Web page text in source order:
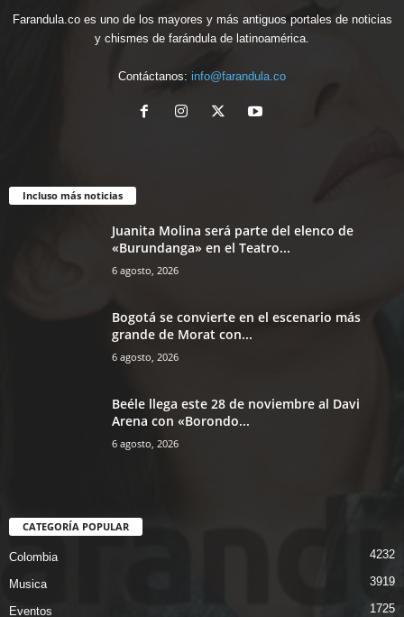
Farandula.co es uno de los mayores y más antiguos portales de noticias
y chismes de farándula de latinoamérica.
Contáctanos: info@farandula.co
Incluso más noticias
Juanita Molina será parte del elenco de
«Burundanga» en el Teatro...
6 agosto, 2026
Bogotá se convierte en el escenario más
grande de Morat con...
6 agosto, 2026
Beéle llega este 28 de noviembre al Davi
Arena con «Borondo...
6 agosto, 2026
CATEGORÍA POPULAR
Colombia 4232
Musica 3919
Eventos 1725